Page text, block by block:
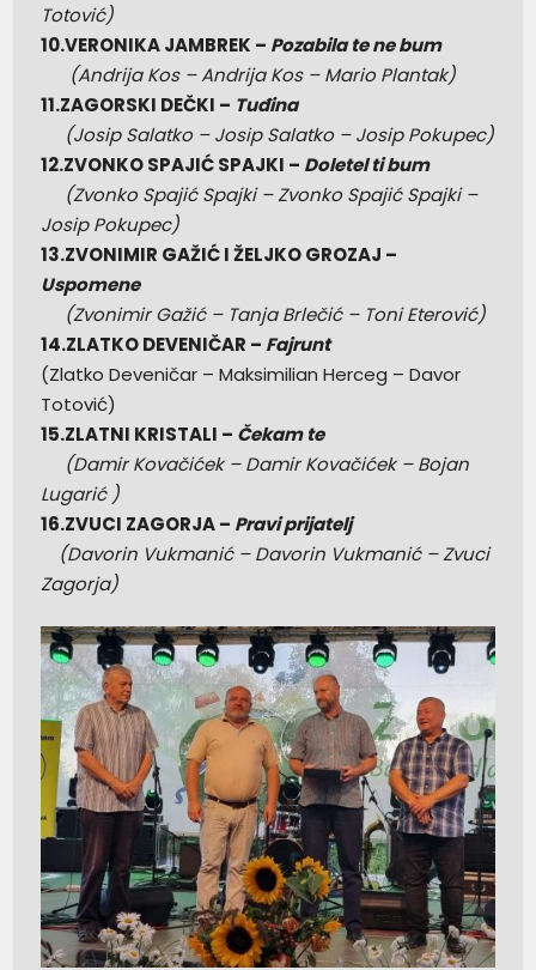
Totović)
10.VERONIKA JAMBREK – Pozabila te ne bum
(Andrija Kos – Andrija Kos – Mario Plantak)
11.ZAGORSKI DEČKI – Tuđina
(Josip Salatko – Josip Salatko – Josip Pokupec)
12.ZVONKO SPAJIĆ SPAJKI – Doletel ti bum
(Zvonko Spajić Spajki – Zvonko Spajić Spajki –
Josip Pokupec)
13.ZVONIMIR GAŽIĆ I ŽELJKO GROZAJ –
Uspomene
(Zvonimir Gažić – Tanja Brlečić – Toni Eterović)
14.ZLATKO DEVENIČAR – Fajrunt
(Zlatko Deveničar – Maksimilian Herceg – Davor
Totović)
15.ZLATNI KRISTALI – Čekam te
(Damir Kovačićek – Damir Kovačićek – Bojan
Lugarić )
16.ZVUCI ZAGORJA – Pravi prijatelj
(Davorin Vukmanić – Davorin Vukmanić – Zvuci
Zagorja)